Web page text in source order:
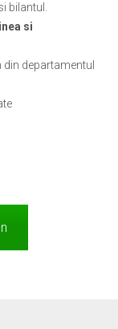
bilantul.
si
departamentul